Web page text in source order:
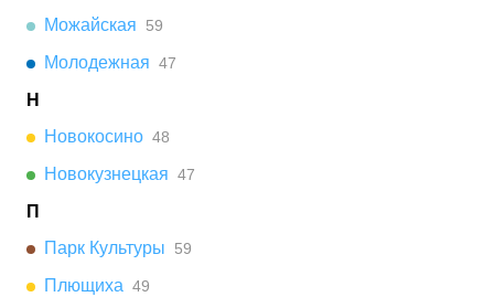
Можайская
59
Молодежная 47
Н
Новокосино 48
Новокузнецкая 47
П
Парк Культуры
59
Плющиха 49